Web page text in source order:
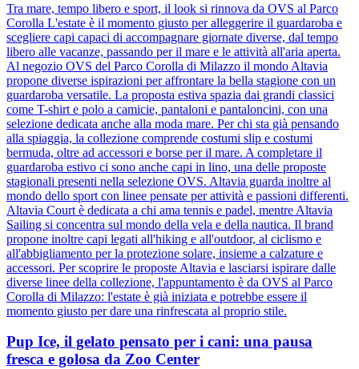
Tra mare, tempo libero e sport, il look si rinnova da OVS al Parco
Corolla L'estate è il momento giusto per alleggerire il guardaroba e
scegliere capi capaci di accompagnare giornate diverse, dal tempo
libero alle vacanze, passando per il mare e le attività all'aria aperta.
Al negozio OVS del Parco Corolla di Milazzo il mondo Altavia
propone diverse ispirazioni per affrontare la bella stagione con un
guardaroba versatile. La proposta estiva spazia dai grandi classici
come T-shirt e polo a camicie, pantaloni e pantaloncini, con una
selezione dedicata anche alla moda mare. Per chi sta già pensando
alla spiaggia, la collezione comprende costumi slip e costumi
bermuda, oltre ad accessori e borse per il mare. A completare il
guardaroba estivo ci sono anche capi in lino, una delle proposte
stagionali presenti nella selezione OVS. Altavia guarda inoltre al
mondo dello sport con linee pensate per attività e passioni differenti.
Altavia Court è dedicata a chi ama tennis e padel, mentre Altavia
Sailing si concentra sul mondo della vela e della nautica. Il brand
propone inoltre capi legati all'hiking e all'outdoor, al ciclismo e
all'abbigliamento per la protezione solare, insieme a calzature e
accessori. Per scoprire le proposte Altavia e lasciarsi ispirare dalle
diverse linee della collezione, l'appuntamento è da OVS al Parco
Corolla di Milazzo: l'estate è già iniziata e potrebbe essere il
momento giusto per dare una rinfrescata al proprio stile.
Pup Ice, il gelato pensato per i cani: una pausa
fresca e golosa da Zoo Center